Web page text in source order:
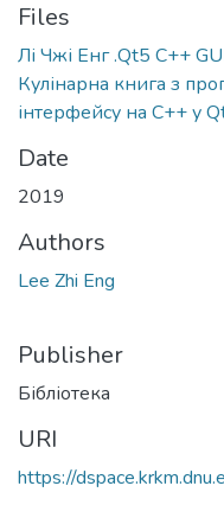
Files
Лі Чжі Енг .Qt5 C++
Кулінарна книга з
інтерфейсу на C++ у
Date
2019
Authors
Lee Zhi Eng
Publisher
Бібліотека
URI
https://